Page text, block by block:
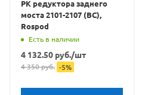
РК редуктора заднего
моста 2101-2107 (ВС),
Rospod
Есть в наличии
4 132.50 руб./шт
4 350руб. -5%